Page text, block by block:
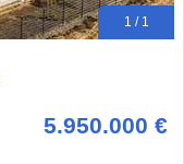
1 / 1
5.950.000 €